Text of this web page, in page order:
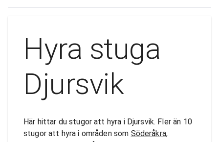
Hyra stuga
Djursvik
Här hittar du stugor att hyra i Djursvik. Fler än 10
stugor att hyra i områden som Söderåkra,